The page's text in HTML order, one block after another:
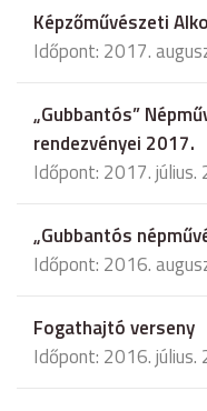
Képzőművészeti
Időpont: 2017.
„Gubbantós”
rendezvényei 2017.
Időpont: 2017. július.
„Gubbantós
Időpont: 2016.
Fogathajtó verseny
Időpont: 2016. július.